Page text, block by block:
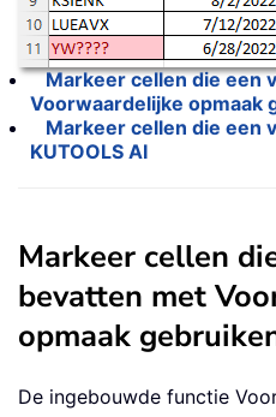
Markeer cellen die een
Voorwaardelijke opmaak
Markeer cellen die een
KUTOOLS AI
Markeer cellen
bevatten met
opmaak
De ingebouwde functie